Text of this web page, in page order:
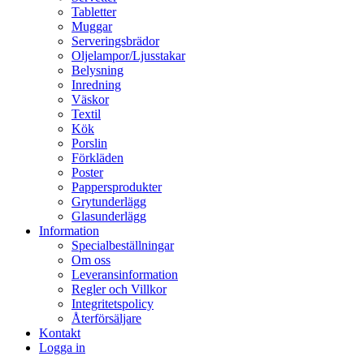
Tabletter
Muggar
Serveringsbrädor
Oljelampor/Ljusstakar
Belysning
Inredning
Väskor
Textil
Kök
Porslin
Förkläden
Poster
Pappersprodukter
Grytunderlägg
Glasunderlägg
Information
Specialbeställningar
Om oss
Leveransinformation
Regler och Villkor
Integritetspolicy
Återförsäljare
Kontakt
Logga in